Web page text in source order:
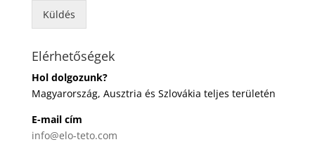
Küldés
Elérhetőségek
Hol dolgozunk?
Magyarország, Ausztria és Szlovákia teljes területén
E-mail cím
info@elo-teto.com